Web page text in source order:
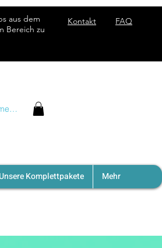
aus dem
Bereich zu
Kontakt FAQ
Unsere Komplettpakete Mehr